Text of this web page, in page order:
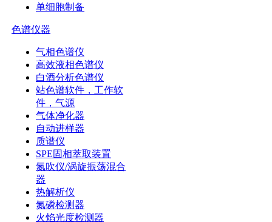
单细胞制备
色谱仪器
气相色谱仪
高效液相色谱仪
白酒分析色谱仪
站色谱软件，工作软
件，气源
气体净化器
自动进样器
质谱仪
SPE固相萃取装置
氮吹仪/涡旋振荡混合
器
热解析仪
氮磷检测器
火焰光度检测器